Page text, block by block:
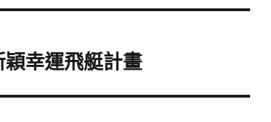
幸運飛艇計畫